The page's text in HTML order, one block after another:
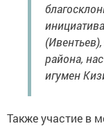
района,
игумен
Также участие в